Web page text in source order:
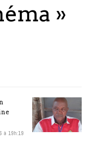
»
à 19h:19